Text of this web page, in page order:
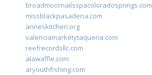
broadmoornailsspacoloradosprings.com
missblackpasadena.com
anneskitchen.org
valenciamarketytaqueria.com
reefrecordsllc.com
alawaffle.com
aryouthfishing.com